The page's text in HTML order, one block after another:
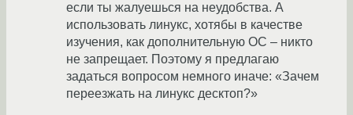
если ты жалуешься на неудобства. А
использовать линукс, хотябы в качестве
изучения, как дополнительную ОС – никто
не запрещает. Поэтому я предлагаю
задаться вопросом немного иначе: «Зачем
переезжать на линукс десктоп?»